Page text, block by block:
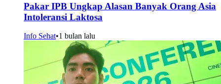
Pakar IPB Ungkap Alasan Banyak Orang Asia
Intoleransi Laktosa
Info Sehat•1 bulan lalu